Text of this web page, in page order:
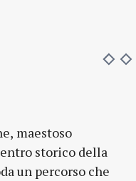
maestoso
storico della
un percorso che
Art di New
la raccolta del
Boccioni, Giorgio